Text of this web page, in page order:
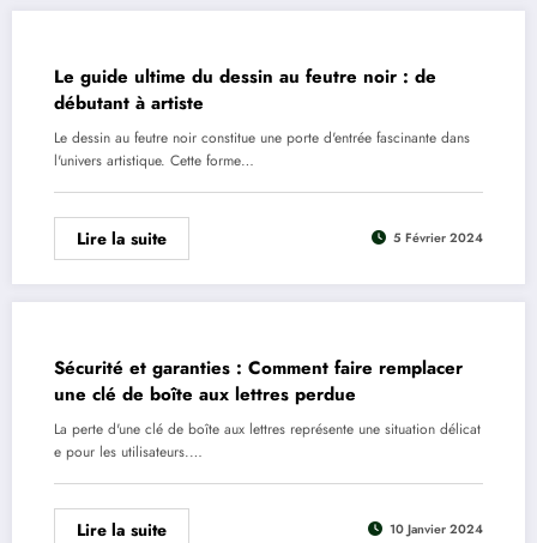
Le guide ultime du dessin au feutre noir : de
débutant à artiste
Le dessin au feutre noir constitue une porte d'entrée fascinante dans
l'univers artistique. Cette forme…
Lire la suite 5 Février 2024
Sécurité et garanties : Comment faire remplacer
une clé de boîte aux lettres perdue
La perte d'une clé de boîte aux lettres représente une situation délicat
e pour les utilisateurs.…
Lire la suite 10 Janvier 2024